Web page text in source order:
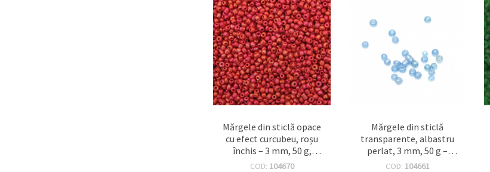
Mărgele din sticlă opace
cu efect curcubeu, roșu
închis – 3 mm, 50 g,
esențiale pentru bijuterii
COD: 104670
Mărgele din sticlă
transparente, albastru
perlat, 3 mm, 50 g –
ideale pentru bijuterii și
COD: 104661